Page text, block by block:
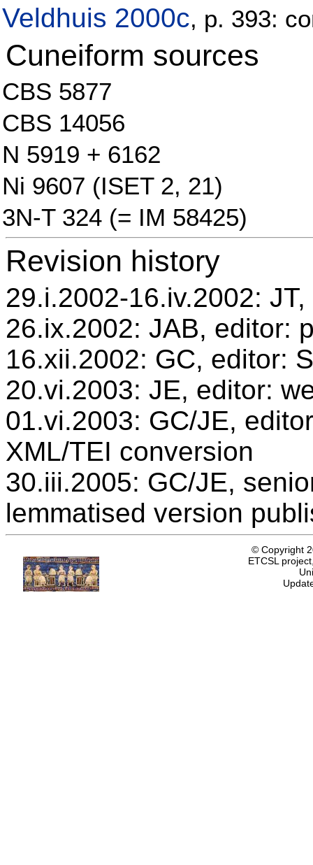
Veldhuis 2000c, p. 393:
Cuneiform sources
CBS 5877
CBS 14056
N 5919 + 6162
Ni 9607 (ISET 2, 21)
3N-T 324 (= IM 58425)
Revision history
29.i.2002-16.iv.2002:
26.ix.2002: JAB, editor:
16.xii.2002: GC, editor:
20.vi.2003: JE, editor:
01.vi.2003: GC/JE,
XML/TEI conversion
30.iii.2005: GC/JE,
lemmatised version
© Copyright
ETCSL